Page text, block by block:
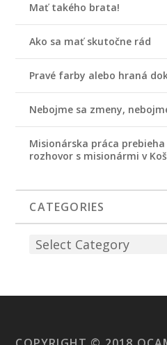
Mať takého brata!
Ako sa mať skutočne rád
Pravé farby alebo hraná
Nebojme sa zmeny,
Misionárska práca
rozhovor s misionármi v
CATEGORIES